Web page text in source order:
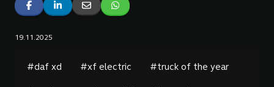
19.11.2025
#daf xd #xf electric #truck of the year